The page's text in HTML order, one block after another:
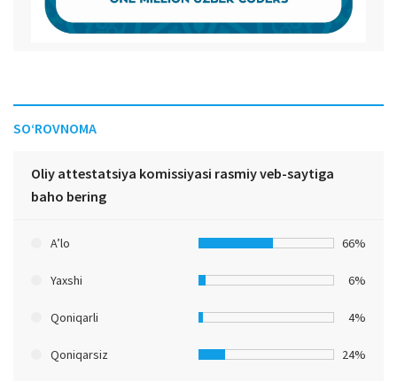
SO‘ROVNOMA
Oliy attestatsiya komissiyasi rasmiy veb-saytiga
baho bering
A’lo 66%
Yaxshi 6%
Qoniqarli 4%
Qoniqarsiz 24%